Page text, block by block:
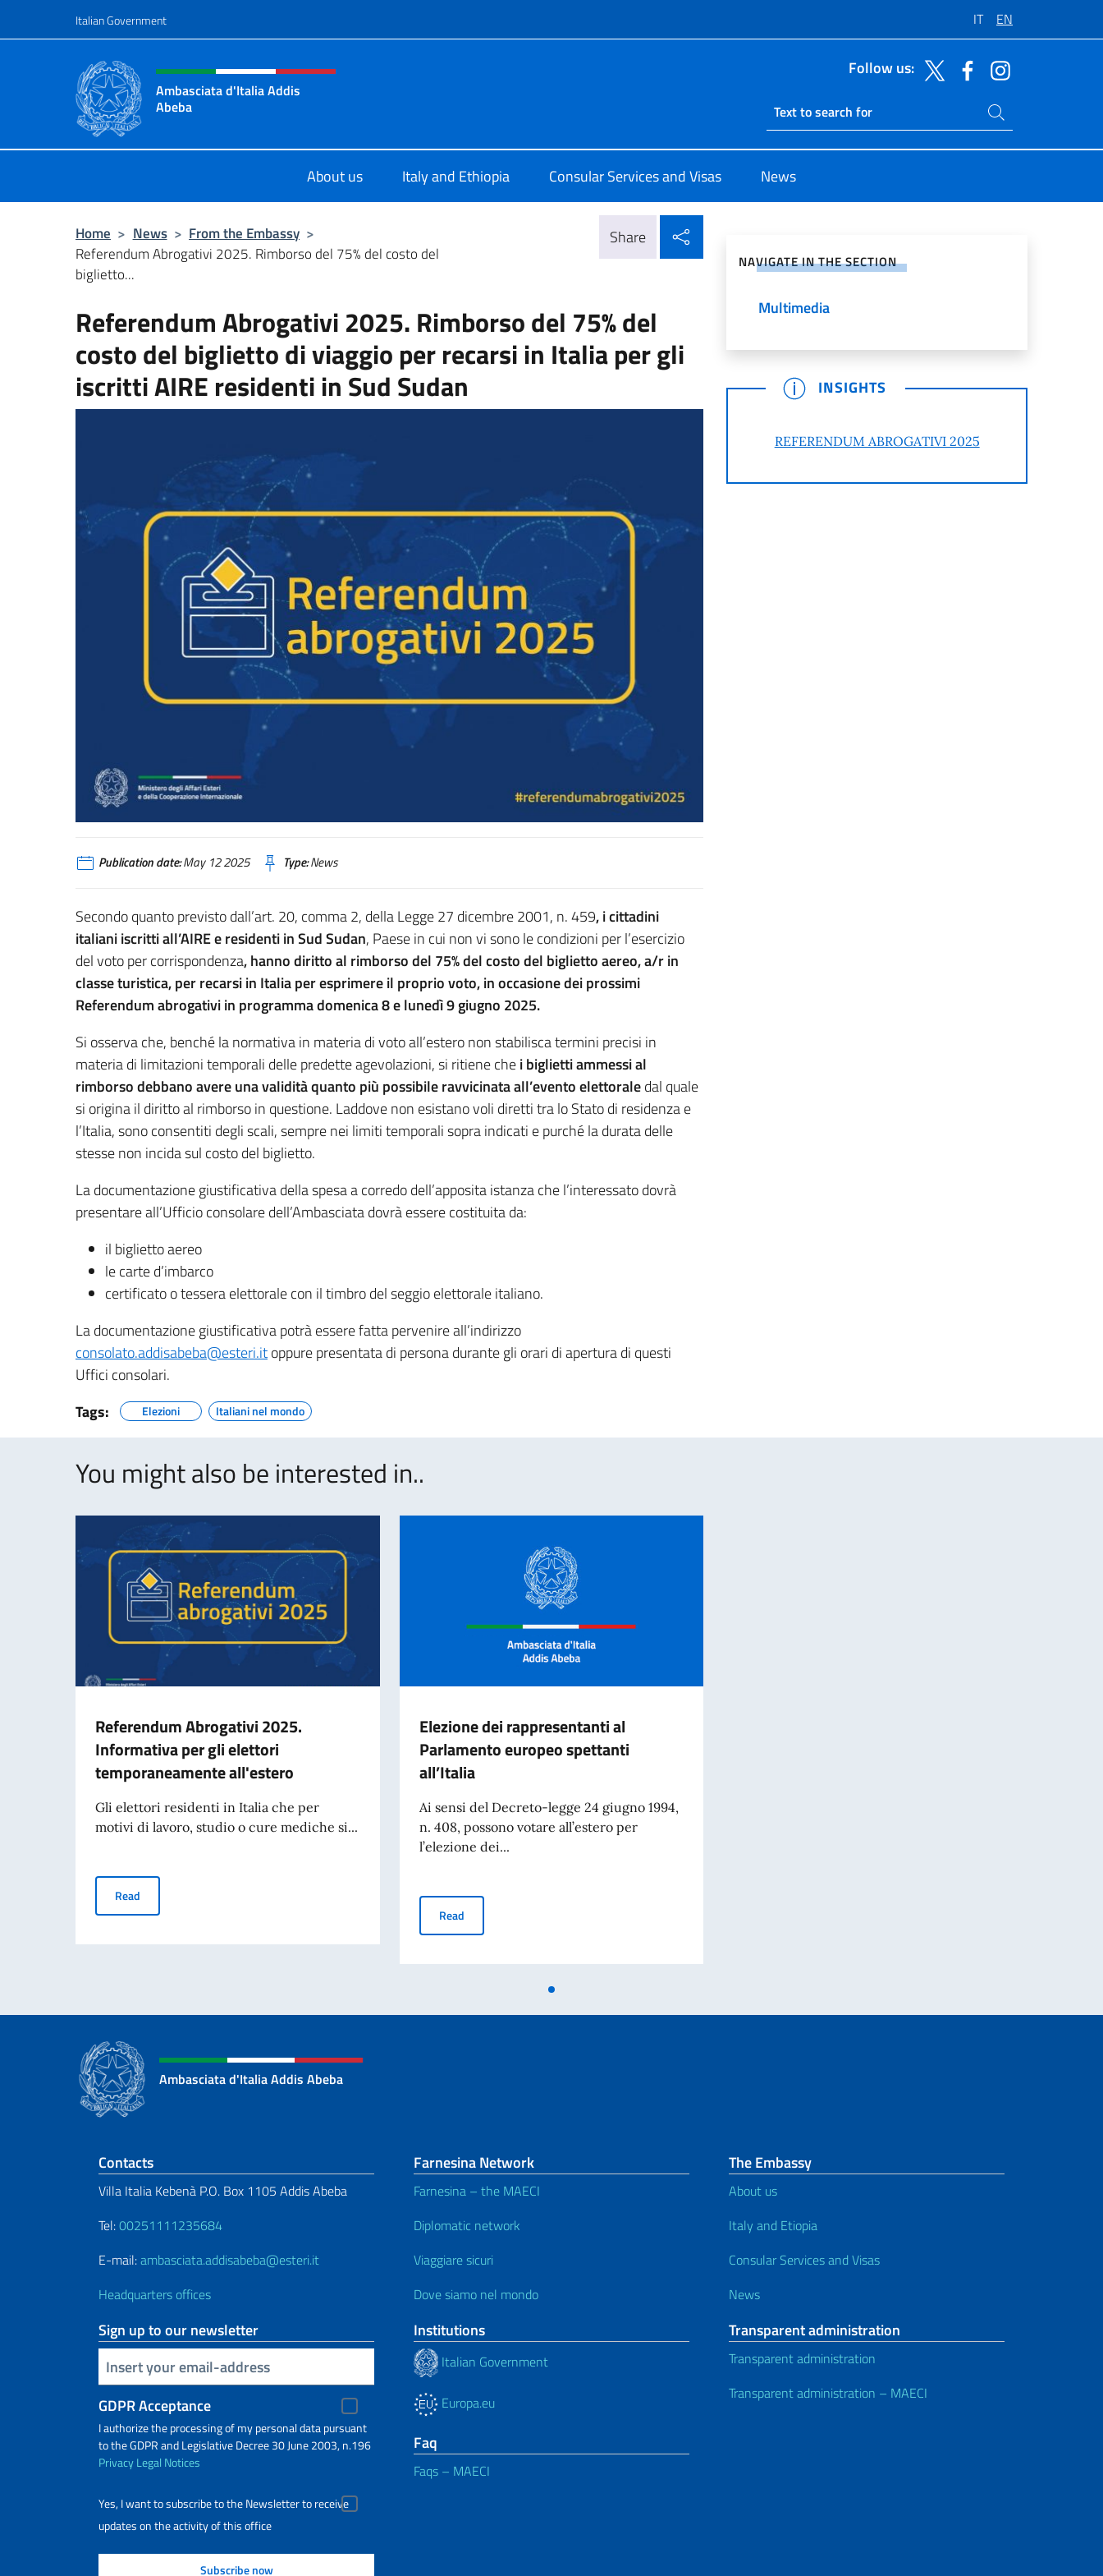
Italian Government IT EN
Header, social and menu of site
Ambasciata d'Italia Addis
Abeba
Follow us:
Ricerca sito live
Search on site
About us Italy and Ethiopia Consular Services and Visas News
Home > News > From the Embassy >
Referendum Abrogativi 2025. Rimborso del 75% del costo del
biglietto...
Share
Referendum Abrogativi 2025. Rimborso del 75% del
costo del biglietto di viaggio per recarsi in Italia per gli
iscritti AIRE residenti in Sud Sudan
Publication date:May 12 2025 Type:News
Secondo quanto previsto dall’art. 20, comma 2, della Legge 27 dicembre 2001, n. 459, i cittadini
italiani iscritti all’AIRE e residenti in Sud Sudan, Paese in cui non vi sono le condizioni per l’esercizio
del voto per corrispondenza, hanno diritto al rimborso del 75% del costo del biglietto aereo, a/r in
classe turistica, per recarsi in Italia per esprimere il proprio voto, in occasione dei prossimi
Referendum abrogativi in programma domenica 8 e lunedì 9 giugno 2025.
Si osserva che, benché la normativa in materia di voto all’estero non stabilisca termini precisi in
materia di limitazioni temporali delle predette agevolazioni, si ritiene chei biglietti ammessi al
rimborso debbano avere una validità quanto più possibile ravvicinata all’evento elettoraledal quale
si origina il diritto al rimborso in questione. Laddove non esistano voli diretti tra lo Stato di residenza e
l’Italia, sono consentiti degli scali, sempre nei limiti temporali sopra indicati e purché la durata delle
stesse non incida sul costo del biglietto.
La documentazione giustificativa della spesa a corredo dell’apposita istanza che l’interessato dovrà
presentare all’Ufficio consolare dell’Ambasciata dovrà essere costituita da:
il biglietto aereo
le carte d’imbarco
certificato o tessera elettorale con il timbro del seggio elettorale italiano.
La documentazione giustificativa potrà essere fatta pervenire all’indirizzo
consolato.addisabeba@esteri.itoppure presentata di persona durante gli orari di apertura di questi
Uffici consolari.
Tags:
Elezioni Italiani nel mondo
NAVIGATE IN THE SECTION
Multimedia
INSIGHTS
REFERENDUM ABROGATIVI 2025
You might also be interested in..
Referendum Abrogativi 2025.
Informativa per gli elettori
temporaneamente all'estero
Gli elettori residenti in Italia che per
motivi di lavoro, studio o cure mediche si...
Read Referendum Abrogativi 2025. Informativa per gli elettori temporaneamente all'estero
Elezione dei rappresentanti al
Parlamento europeo spettanti
all’Italia
Ai sensi del Decreto-legge 24 giugno 1994,
n. 408, possono votare all’estero per
l’elezione dei...
ReadElezione dei rappresentanti al Parlamento europeo spettanti all’Italia
Ambasciata d'Italia Addis Abeba
Footer section
Contacts
Villa Italia Kebenà P.O. Box 1105 Addis Abeba
Tel:00251111235684
E-mail:ambasciata.addisabeba@esteri.it
Headquarters offices
Sign up to our newsletter
Insert your email
GDPR Acceptance
I authorize the processing of my personal data pursuant
to the GDPR and Legislative Decree 30 June 2003, n.196
PrivacyLegal Notices
Yes, I want to subscribe to the Newsletter to receive
updates on the activity of this office
Farnesina Network
Farnesina – the MAECI
Diplomatic network
Viaggiare sicuri
Dove siamo nel mondo
Institutions
Italian Government
Europa.eu
Faq
Faqs – MAECI
The Embassy
About us
Italy and Etiopia
Consular Services and Visas
News
Transparent administration
Transparent administration
Transparent administration – MAECI